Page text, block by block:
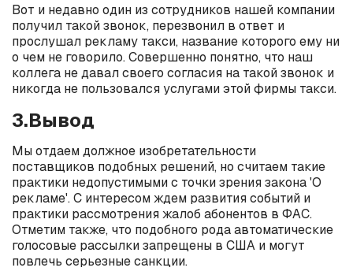
Вот и недавно один из сотрудников нашей компании
получил такой звонок, перезвонил в ответ и
прослушал рекламу такси, название которого ему ни
о чем не говорило. Совершенно понятно, что наш
коллега не давал своего согласия на такой звонок и
никогда не пользовался услугами этой фирмы такси.
3.Вывод
Мы отдаем должное изобретательности
поставщиков подобных решений, но считаем такие
практики недопустимыми с точки зрения закона 'О
рекламе'. С интересом ждем развития событий и
практики рассмотрения жалоб абонентов в ФАС.
Отметим также, что подобного рода автоматические
голосовые рассылки запрещены в США и могут
повлечь серьезные санкции.